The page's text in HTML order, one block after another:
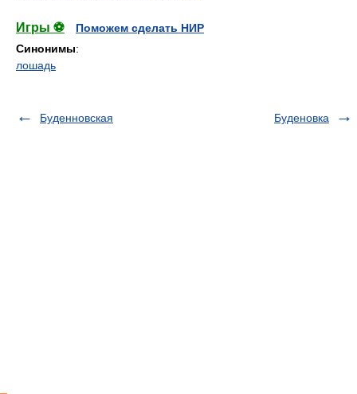
Игры ⚽
Поможем сделать НИР
Синонимы:
лошадь
Буденновская Буденовка